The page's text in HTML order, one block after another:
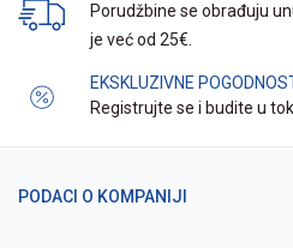
Porudžbine se obrađuju
je već od 25€.
EKSKLUZIVNE
Registrujte se i budite u
PODACI O KOMPANIJI